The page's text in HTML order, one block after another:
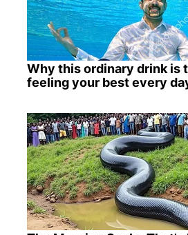
Why this ordinary drink is
feeling your best every